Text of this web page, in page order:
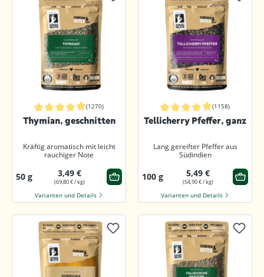
Durchschnittliche Bewertung von 4.9 von 5 Sternen
(1270)
Thymian, geschnitten
Kräftig aromatisch mit leicht
rauchiger Note
50 g 3,49 €
(69,80 € / kg)
Varianten und Details
Durchschnittliche Bewertung von
(1158)
Tellicherry Pfeffer, ganz
Lang gereifter Pfeffer aus
Südindien
100 g 5,49 €
(54,90 € / kg)
Varianten und Details